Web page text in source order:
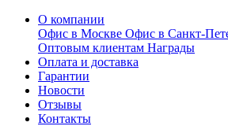
О компании
Офис в Москве Офис в Санкт-
Оптовым клиентам Награды
Оплата и доставка
Гарантии
Новости
Отзывы
Контакты